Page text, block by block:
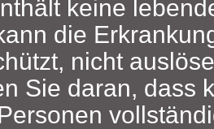
keine
die
nicht
Sie daran, dass